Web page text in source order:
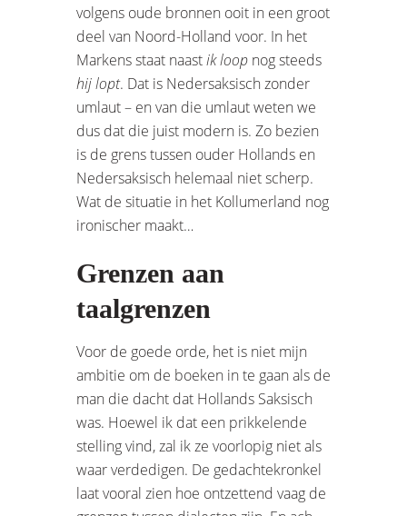
volgens oude bronnen ooit in een groot
deel van Noord-Holland voor. In het
Markens staat naastik loop nog steeds
hij lopt. Dat is Nedersaksisch zonder
umlaut – en van die umlaut weten we
dus dat die juist modern is. Zo bezien
is de grens tussen ouder Hollands en
Nedersaksisch helemaal niet scherp.
Wat de situatie in het Kollumerland nog
ironischer maakt…
Grenzen aan
taalgrenzen
Voor de goede orde, het is niet mijn
ambitie om de boeken in te gaan als de
man die dacht dat Hollands Saksisch
was. Hoewel ik dat een prikkelende
stelling vind, zal ik ze voorlopig niet als
waar verdedigen. De gedachtekronkel
laat vooral zien hoe ontzettend vaag de